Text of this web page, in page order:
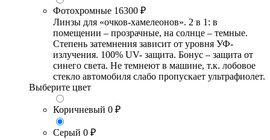
Фотохромные 16300 ₽
Линзы для «очков-хамелеонов». 2 в 1: в
помещении – прозрачные, на солнце – темные.
Степень затемнения зависит от уровня УФ-
излучения. 100% UV- защита. Бонус – защита от
синего света. Не темнеют в машине, т.к. лобовое
стекло автомобиля слабо пропускает ультрафиолет.
Выберите цвет
Коричневый 0 ₽
Серый 0 ₽